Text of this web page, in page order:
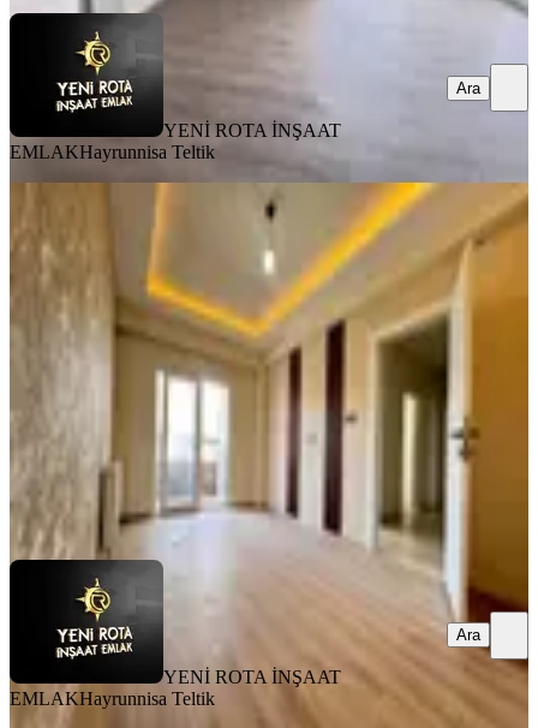
YENİ ROTA İNŞAAT
EMLAKHayrunnisa Teltik
Ara
Yeni Rota'dan Emniyet Müdürlüğü
Yanı Lüx 2+1 Kiralık Daire
Dulkadiroğlu, Bahçeli Evler Mahallesi
90 m²·3. Kat 31.07.2026
18.000 ₺19.500 ₺
YENİ ROTA İNŞAAT EMLAK
Ara
YENİ ROTA İNŞAAT
EMLAKHayrunnisa Teltik
Ara